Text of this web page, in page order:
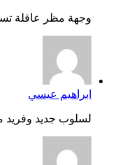
وجهة مظر عاقلة
ابراهيم عيسي
لسلوب جديد وفريد